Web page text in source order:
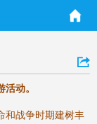
动。
和战争时期建树丰